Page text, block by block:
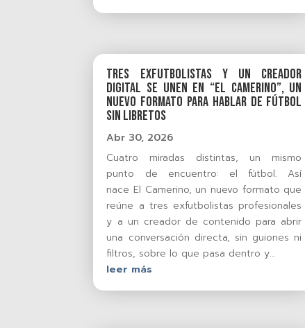
Tres exfutbolistas y un creador
digital se unen en “El Camerino”, un
nuevo formato para hablar de fútbol
sin libretos
Abr 30, 2026
Cuatro miradas distintas, un mismo
punto de encuentro: el fútbol. Así
nace El Camerino, un nuevo formato que
reúne a tres exfutbolistas profesionales
y a un creador de contenido para abrir
una conversación directa, sin guiones ni
filtros, sobre lo que pasa dentro y...
leer más